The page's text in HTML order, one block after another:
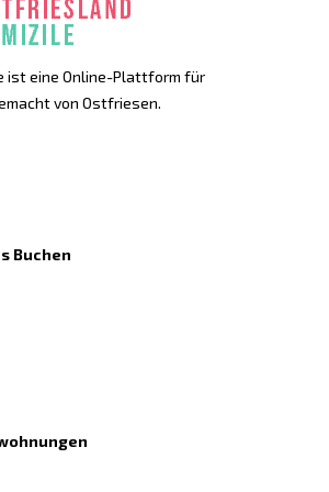
ist eine Online-Plattform für
von Ostfriesen.
Buchen